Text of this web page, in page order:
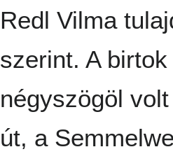
Redl Vilma
szerint. A
négyszögöl
út, a